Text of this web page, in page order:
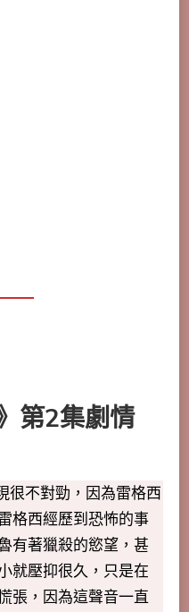
第2集劇情
很不對勁，因為雷格西
格西經歷到恐怖的事
有著獵殺的慾望，甚
就壓抑很久，只是在
張，因為這聲音一直